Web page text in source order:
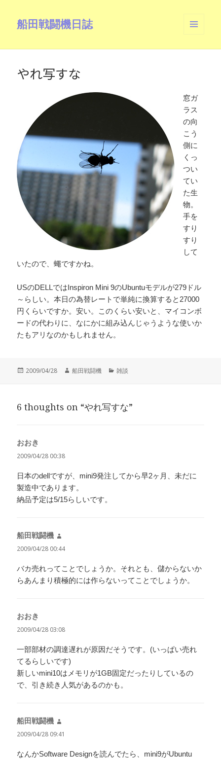
船田戦闘機日誌
ーとウ
やれ写すな
窓ガ
ラス
の向
こう
側に
くっ
つい
てい
た生
物。
手を
すり
すり
して
いたので、蠅ですかね。
USのDELLではInspiron Mini 9のUbuntuモデルが279ドル
～らしい。本日の為替レートで単純に換算すると27000
円くらいですか。安い。このくらい安いと、マイコンボ
ードの代わりに、なにかに組み込んじゃうような使いか
たもアリなのかもしれません。
投
2009/04/28
作
船田戦闘機
カ
ー
雑談
6 thoughts on “やれ写すな”
おおき
り:
2009/04/28 00:38
日本のdellですが、mini9発注してから早2ヶ月、未だに
製造中であります。
納品予定は5/15らしいです。
船田戦闘機
り:
2009/04/28 00:44
バカ売れってことでしょうか。それとも、儲からないか
らあんまり積極的には作らないってことでしょうか。
おおき
り:
2009/04/28 03:08
一部部材の調達遅れが原因だそうです。(いっぱい売れ
てるらしいです)
新しいmini10はメモリが1GB固定だったりしているの
で、引き続き人気があるのかも。
船田戦闘機
り:
2009/04/28 09:41
なんかSoftware Designを読んでたら、mini9がUbuntu